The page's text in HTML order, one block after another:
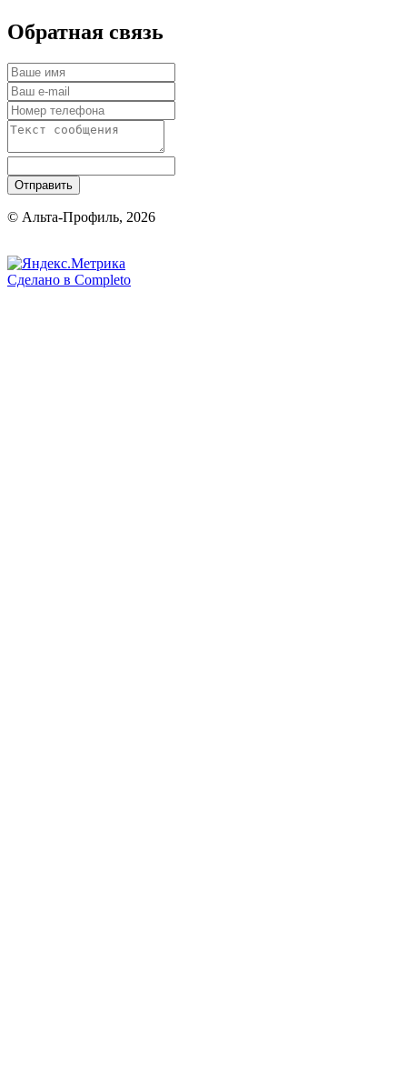
Обратная связь
Отправить
© Альта-Профиль, 2026
Сделано в Completo